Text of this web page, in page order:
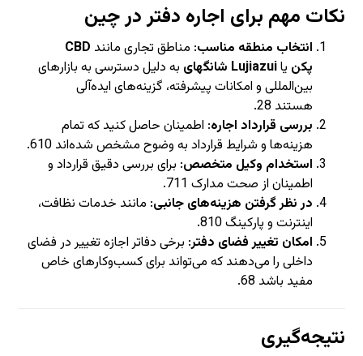
نکات مهم برای اجاره دفتر در چین
انتخاب منطقه مناسب: مناطق تجاری مانند CBD
پکن یاLujiazui شانگهای
به دلیل دسترسی به بازارهای
بین‌المللی و امکانات پیشرفته، گزینه‌های ایده‌آلی
هستند 28
.
بررسی قرارداد اجاره: اطمینان حاصل کنید که تمام
هزینه‌ها و شرایط قرارداد به وضوح مشخص شده‌اند
610
.
استخدام وکیل متخصص: برای بررسی دقیق قرارداد و
اطمینان از صحت مدارک
711
.
در نظر گرفتن هزینه‌های جانبی: مانند خدمات نظافت،
اینترنت و پارکینگ
810
.
امکان تغییر فضای دفتر: برخی دفاتر اجازه تغییر در فضای
داخلی را می‌دهند که می‌تواند برای کسب‌وکارهای خاص
مفید باشد 68
.
نتیجه‌گیری